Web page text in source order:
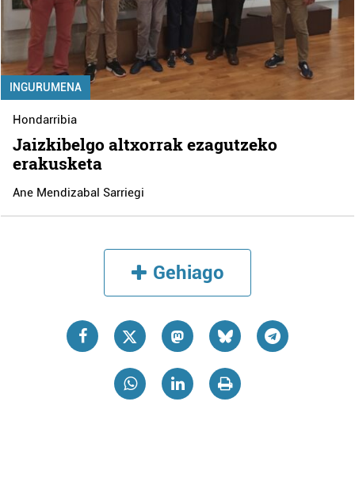
INGURUMENA
Hondarribia
Jaizkibelgo altxorrak ezagutzeko
erakusketa
Ane Mendizabal Sarriegi
Gehiago